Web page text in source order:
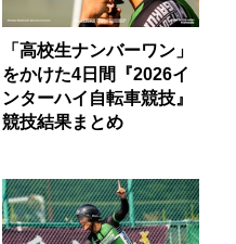
「高校生ナンバーワン」
をかけた4日間『2026イ
ンターハイ自転車競技』
競技結果まとめ